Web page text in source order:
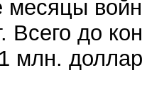
Всего до
млн.